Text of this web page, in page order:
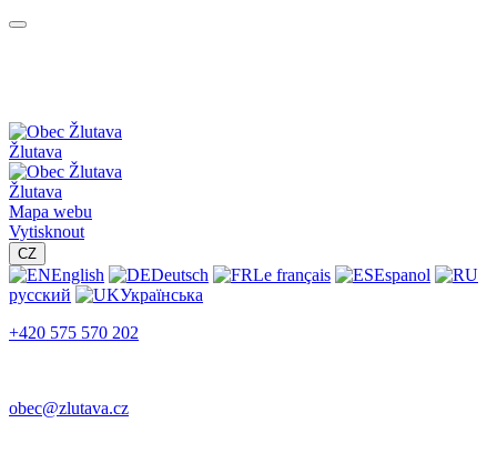
Žlutava
Žlutava
Mapa webu
Vytisknout
CZ
English Deutsch Le français
Espanol
русский
Українська
+420 575 570 202
obec@zlutava.cz